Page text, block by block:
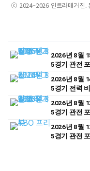
ⓒ 2024–2026 인트라매거진.
2026년 8월
5경기 관전
2026년 8월
5경기 전력
2026년 8월
5경기 관전
2026년 8월
5경기 관전